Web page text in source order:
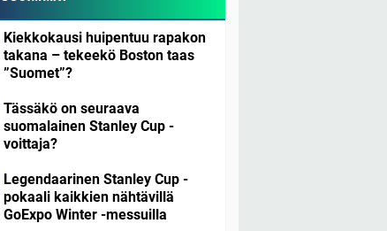
Kiekkokausi huipentuu rapakon
takana – tekeekö Boston taas
”Suomet”?
Tässäkö on seuraava
suomalainen Stanley Cup -
voittaja?
Legendaarinen Stanley Cup -
pokaali kaikkien nähtävillä
GoExpo Winter -messuilla